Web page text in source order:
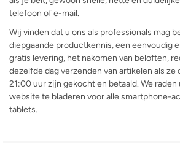
telefoon of e-mail.
Wij vinden dat u ons als professionals mag
diepgaande productkennis, een eenvoudig
gratis levering, het nakomen van beloften,
dezelfde dag verzenden van artikelen als ze
21:00 uur zijn gekocht en betaald. We raden
website te bladeren voor alle smartphone-
tablets.